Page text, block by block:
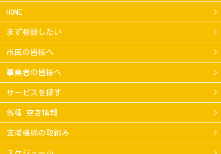
HOME
まず相談したい
市民の皆様へ
事業者の皆様へ
サービスを探す
各種 空き情報
支援機構の取組み